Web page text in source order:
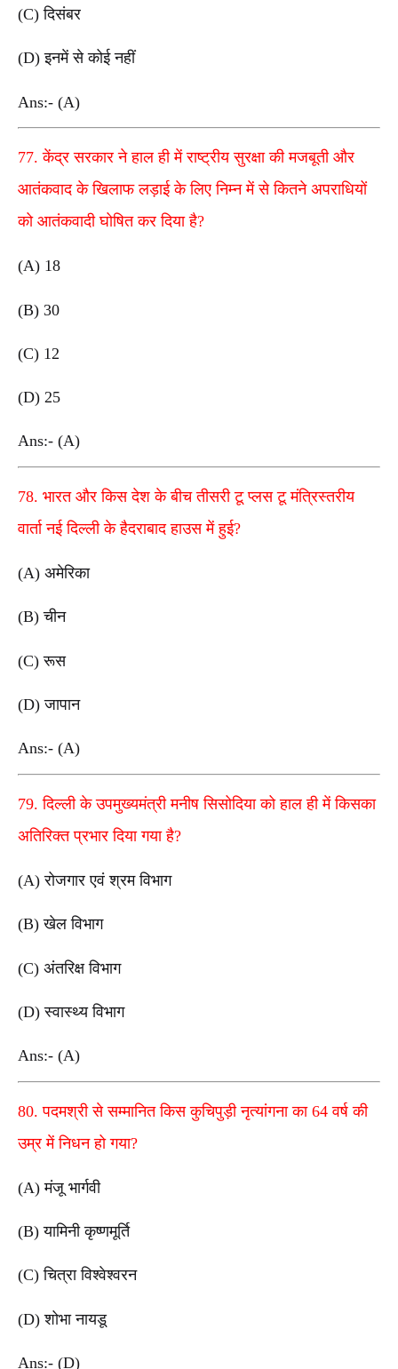
(C) दिसंबर
(D) इनमें से कोई नहीं
Ans:- (A)
77. केंद्र सरकार ने हाल ही में राष्ट्रीय सुरक्षा की मजबूती और
आतंकवाद के खिलाफ लड़ाई के लिए निम्न में से कितने अपराधियों
को आतंकवादी घोषित कर दिया है?
(A) 18
(B) 30
(C) 12
(D) 25
Ans:- (A)
78. भारत और किस देश के बीच तीसरी टू प्लस टू मंत्रिस्तरीय
वार्ता नई दिल्ली के हैदराबाद हाउस में हुई?
(A) अमेरिका
(B) चीन
(C) रूस
(D) जापान
Ans:- (A)
79. दिल्ली के उपमुख्यमंत्री मनीष सिसोदिया को हाल ही में किसका
अतिरिक्त प्रभार दिया गया है?
(A) रोजगार एवं श्रम विभाग
(B) खेल विभाग
(C) अंतरिक्ष विभाग
(D) स्वास्थ्य विभाग
Ans:- (A)
80. पदमश्री से सम्मानित किस कुचिपुड़ी नृत्यांगना का 64 वर्ष की
उम्र में निधन हो गया?
(A) मंजू भार्गवी
(B) यामिनी कृष्णमूर्ति
(C) चित्रा विश्वेश्वरन
(D) शोभा नायडू
Ans:- (D)